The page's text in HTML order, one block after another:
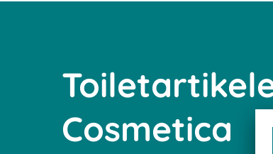
Cosmetica